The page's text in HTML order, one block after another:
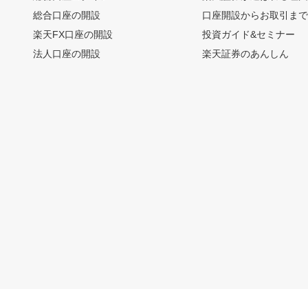
総合口座の開設
楽天FX口座の開設
法人口座の開設
口座開設からお取引ま
投資ガイド&セミナー
楽天証券のあんしん